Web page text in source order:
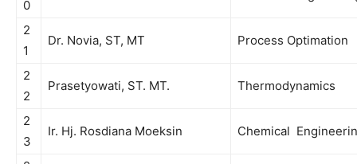
0
2
1
Dr. Novia, ST, MT Process Optimation
2
2
Prasetyowati, ST. MT. Thermodynamics
2
3
Ir. Hj. Rosdiana Moeksin Chemical